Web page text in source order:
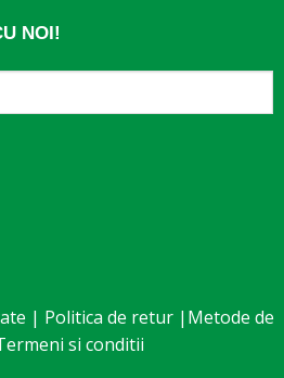
NOI!
| Politica de retur | Metode de
si conditii